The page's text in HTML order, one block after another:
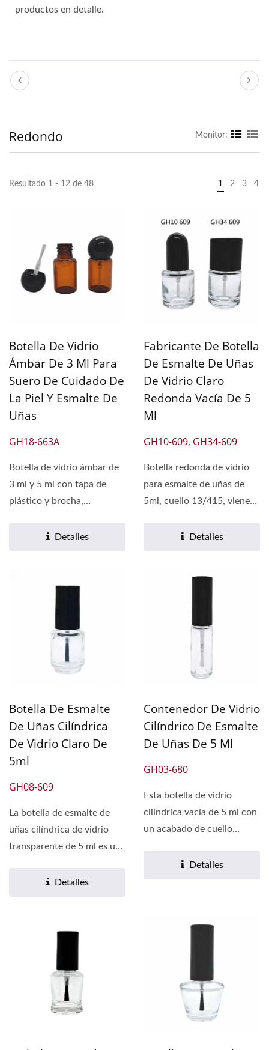
productos en detalle.
Redondo Monitor:
Resultado 1 - 12 de 48 1 2 3 4
Botella De Vidrio
Ámbar De 3 Ml Para
Suero De Cuidado De
La Piel Y Esmalte De
Uñas
GH18-663A
Botella de vidrio ámbar de
3 ml y 5 ml con tapa de
plástico y brocha,
Detalles
Fabricante De Botella
De Esmalte De Uñas
De Vidrio Claro
Redonda Vacía De 5
Ml
GH10-609, GH34-609
Botella redonda de vidrio
para esmalte de uñas de
5ml, cuello 13/415, viene
Detalles
Botella De Esmalte
De Uñas Cilíndrica
De Vidrio Claro De
5ml
GH08-609
La botella de esmalte de
uñas cilíndrica de vidrio
transparente de 5 ml es un
Detalles
Contenedor De Vidrio
Cilíndrico De Esmalte
De Uñas De 5 Ml
GH03-680
Esta botella de vidrio
cilíndrica vacía de 5 ml con
un acabado de cuello
Detalles